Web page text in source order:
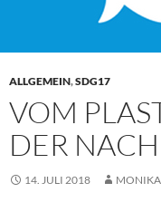
ALLGEMEIN,SDG17
VOM
DER
14. JULI 2018